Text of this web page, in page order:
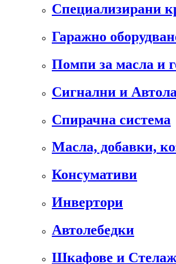
Специализирани
Гаражно
Помпи за масла и
Сигнални и
Спирачна система
Масла, добавки,
Консумативи
Инвертори
Автолебедки
Шкафове и